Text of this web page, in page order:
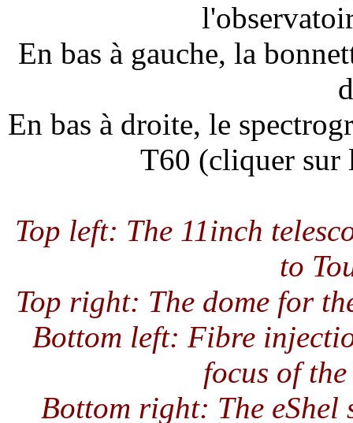
En bas à gauche, la
En bas à droite, le
T60 (cliquer sur
Top left: The 11inch
to
Top right: The dome for
Bottom left: Fibre
focus of
Bottom right: The eShel